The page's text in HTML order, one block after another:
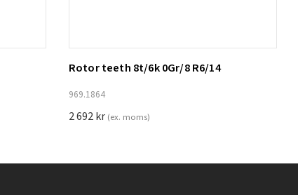
Lägg till i varukorg
Rotor teeth 8t/6k 0Gr/8 R6/14
969.1864
2 692kr (ex. moms)